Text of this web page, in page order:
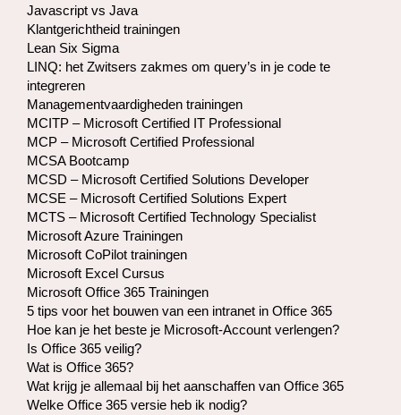
Javascript vs Java
Klantgerichtheid trainingen
Lean Six Sigma
LINQ: het Zwitsers zakmes om query’s in je code te
integreren
Managementvaardigheden trainingen
MCITP – Microsoft Certified IT Professional
MCP – Microsoft Certified Professional
MCSA Bootcamp
MCSD – Microsoft Certified Solutions Developer
MCSE – Microsoft Certified Solutions Expert
MCTS – Microsoft Certified Technology Specialist
Microsoft Azure Trainingen
Microsoft CoPilot trainingen
Microsoft Excel Cursus
Microsoft Office 365 Trainingen
5 tips voor het bouwen van een intranet in Office 365
Hoe kan je het beste je Microsoft-Account verlengen?
Is Office 365 veilig?
Wat is Office 365?
Wat krijg je allemaal bij het aanschaffen van Office 365
Welke Office 365 versie heb ik nodig?